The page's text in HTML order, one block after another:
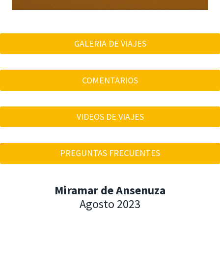
GALERIA DE VIAJES
COMENTARIOS
VIDEOS DE VIAJES
PREGUNTAS FRECUENTES
Miramar de Ansenuza
Agosto 2023